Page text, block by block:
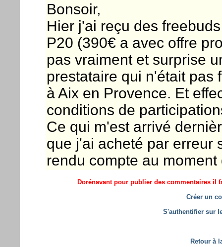
Bonsoir,
Hier j'ai reçu des
P20 (390€ a avec offre
pas vraiment et surprise
prestataire qui n'était pas
à Aix en Provence. Et
conditions de
Ce qui m'est arrivé
que j'ai acheté par erreur
rendu compte au
Dorénavant pour publier des commentaires il
Créer un
S'authentifier sur
Retour à